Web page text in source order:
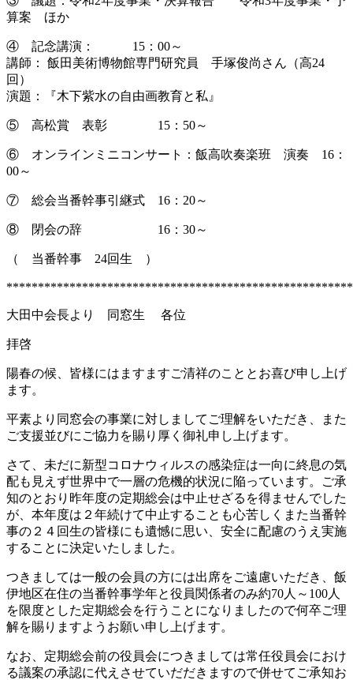
算案 ほか
④ 記念講演： 15：00～
講師： 飯田美術博物館専門研究員 手塚俊尚さん（高24
回）
演題：『木下紫水の自由画教育と私』
⑤ 高松賞 表彰 15：50～
⑥ オンラインミニコンサート：飯高吹奏楽班 演奏 16：
00～
⑦ 総会当番幹事引継式 16：20～
⑧ 閉会の辞 16：30～
（ 当番幹事 24回生 ）
大田中会長より 同窓生 各位
拝啓
陽春の候、皆様にはますますご清祥のこととお喜び申し上げ
ます。
平素より同窓会の事業に対しましてご理解をいただき、また
ご支援並びにご協力を賜り厚く御礼申し上げます。
さて、未だに新型コロナウィルスの感染症は一向に終息の気
配も見えず世界中で一層の危機的状況に陥っています。ご承
知のとおり昨年度の定期総会は中止せざるを得ませんでした
が、本年度は２年続けて中止することも心苦しくまた当番幹
事の２４回生の皆様にも遺憾に思い、安全に配慮のうえ実施
することに決定いたしました。
つきましては一般の会員の方には出席をご遠慮いただき、飯
伊地区在住の当番幹事学年と役員関係者のみ約70人～100人
を限度とした定期総会を行うことになりましたので何卒ご理
解を賜りますようお願い申し上げます。
なお、定期総会前の役員会につきましては常任役員会におけ
る議案の承認に代えさせていだだきますので併せてご承知お